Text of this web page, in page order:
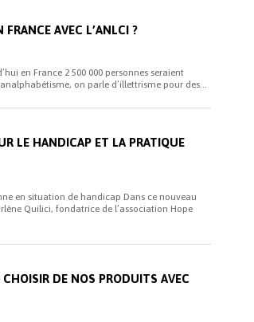
AVEC L’ANLCI ?
en France 2 500 000 personnes seraient
on parle d’illettrisme pour des...
LE HANDICAP ET LA PRATIQUE
en situation de handicap Dans ce nouveau
Quilici, fondatrice de l’association Hope
DE NOS PRODUITS AVEC